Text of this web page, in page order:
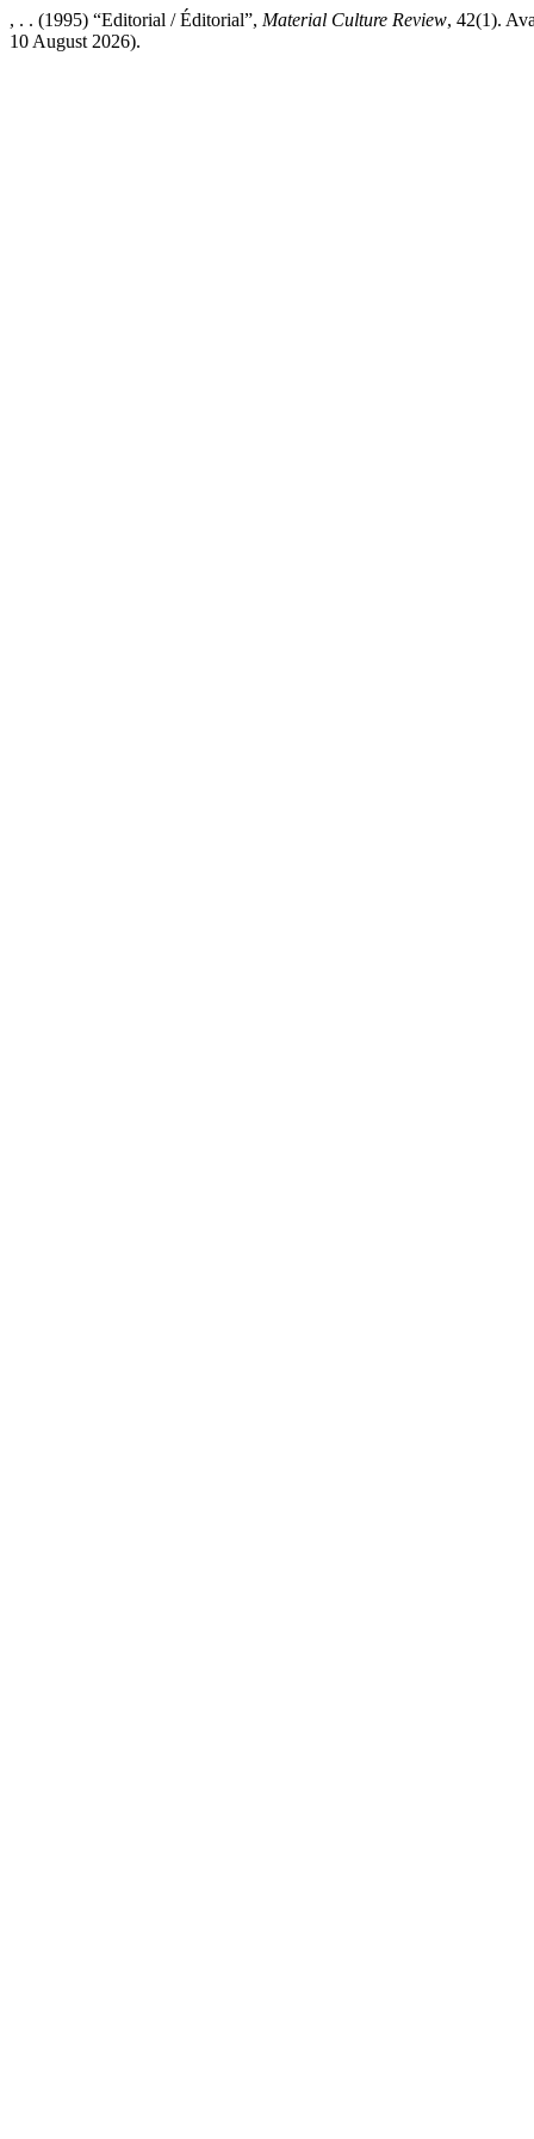
, . . (1995) “Editorial / Éditorial”, Material Culture Review, 42(1).
10 August 2026).